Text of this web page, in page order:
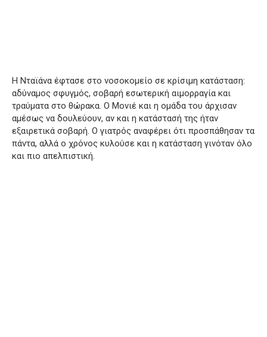
Η Νταϊάνα έφτασε στο νοσοκομείο σε κρίσιμη κατάσταση:
αδύναμος σφυγμός, σοβαρή εσωτερική αιμορραγία και
τραύματα στο θώρακα. Ο Μονιέ και η ομάδα του άρχισαν
αμέσως να δουλεύουν, αν και η κατάστασή της ήταν
εξαιρετικά σοβαρή. Ο γιατρός αναφέρει ότι προσπάθησαν τα
πάντα, αλλά ο χρόνος κυλούσε και η κατάσταση γινόταν όλο
και πιο απελπιστική.